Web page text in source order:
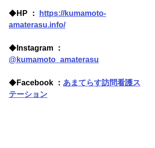
◆HP ：
https://kumamoto-
amaterasu.info/
◆ Instagram ：
@kumamoto_amaterasu
◆Facebook ： あまてらす訪問看護ス
テーション